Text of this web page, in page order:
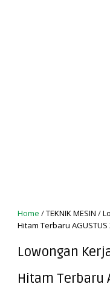
Home /TEKNIK MESIN /
Hitam Terbaru AGUSTUS
Lowongan
Hitam Terbaru